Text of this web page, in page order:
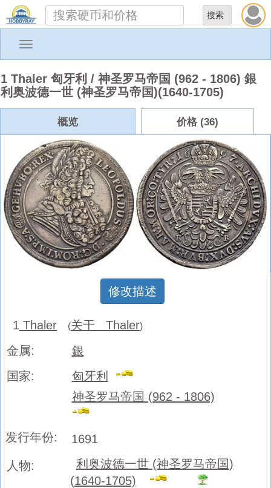
Toggle
1 Thaler 匈牙利 / 神圣罗马帝国 (962 - 1806) 銀
利奥波德一世 (神圣罗马帝国)(1640-1705)
概览 价格 (36)
修改描述
1 Thaler (关于 Thaler)
金属:
銀
国家:
匈牙利
神圣罗马帝国 (962 - 1806)
发行年份:
1691
人物:
利奥波德一世 (神圣罗马帝国)
(1640-1705)